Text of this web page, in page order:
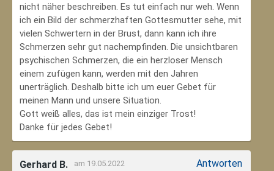
nicht näher beschreiben. Es tut einfach nur weh. Wenn
ich ein Bild der schmerzhaften Gottesmutter sehe, mit
vielen Schwertern in der Brust, dann kann ich ihre
Schmerzen sehr gut nachempfinden. Die unsichtbaren
psychischen Schmerzen, die ein herzloser Mensch
einem zufügen kann, werden mit den Jahren
unerträglich. Deshalb bitte ich um euer Gebet für
meinen Mann und unsere Situation.
Gott weiß alles, das ist mein einziger Trost!
Danke für jedes Gebet!
Gerhard B. am 19.05.2022 Antworten